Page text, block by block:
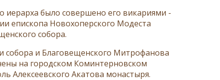
иерарха было совершено его викариями -
епископа Новохоперского Модеста
собора.
собора и Благовещенского Митрофанова
на городском Коминтерновском
Алексеевского Акатова монастыря.